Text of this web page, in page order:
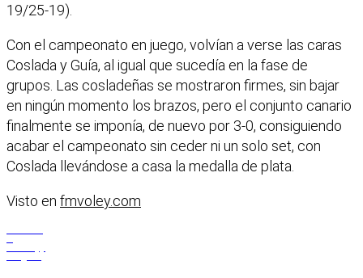
19/25-19).
Con el campeonato en juego, volvían a verse las caras
Coslada y Guía, al igual que sucedía en la fase de
grupos. Las cosladeñas se mostraron firmes, sin bajar
en ningún momento los brazos, pero el conjunto canario
finalmente se imponía, de nuevo por 3-0, consiguiendo
acabar el campeonato sin ceder ni un solo set, con
Coslada llevándose a casa la medalla de plata.
Visto en fmvoley.com